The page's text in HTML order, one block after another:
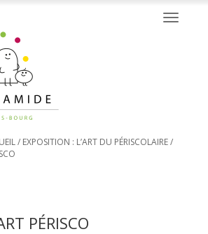
Toggle
/ EXPOSITION : L’ART DU PÉRISCOLAIRE/
PÉRISCO